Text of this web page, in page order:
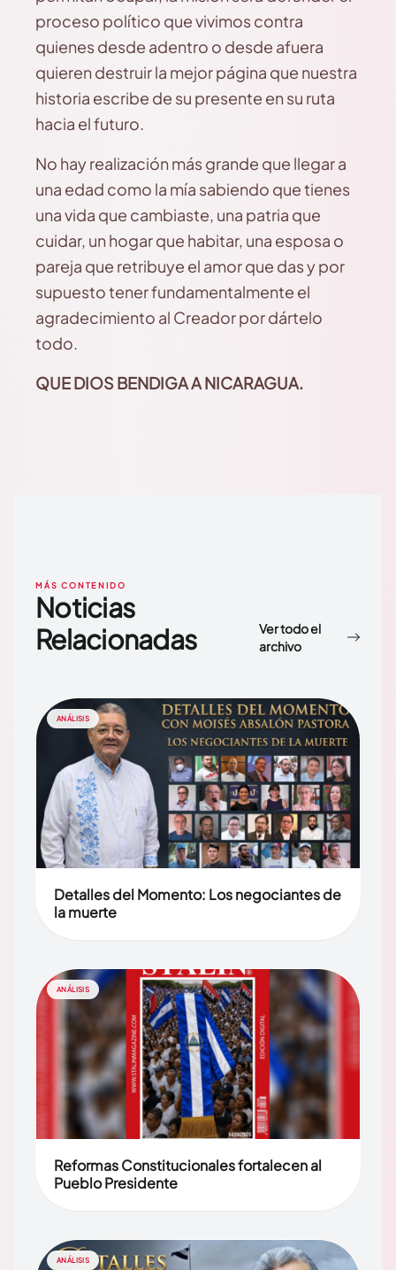
proceso político que vivimos contra
quienes desde adentro o desde afuera
quieren destruir la mejor página que nuestra
historia escribe de su presente en su ruta
hacia el futuro.
No hay realización más grande que llegar a
una edad como la mía sabiendo que tienes
una vida que cambiaste, una patria que
cuidar, un hogar que habitar, una esposa o
pareja que retribuye el amor que das y por
supuesto tener fundamentalmente el
agradecimiento al Creador por dártelo
todo.
QUE DIOS BENDIGA A NICARAGUA.
MÁS CONTENIDO
Noticias
Relacionadas
Ver todo el
archivo
ANÁLISIS
Detalles del Momento: Los negociantes de
la muerte
ANÁLISIS
Reformas Constitucionales fortalecen al
Pueblo Presidente
ANÁLISIS